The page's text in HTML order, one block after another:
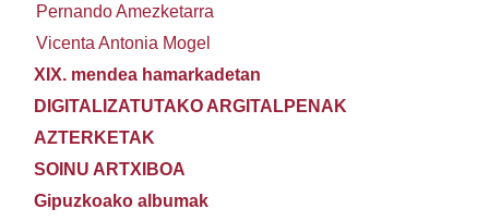
Pernando Amezketarra
Vicenta Antonia Mogel
XIX. mendea hamarkadetan
DIGITALIZATUTAKO ARGITALPENAK
AZTERKETAK
SOINU ARTXIBOA
Gipuzkoako albumak